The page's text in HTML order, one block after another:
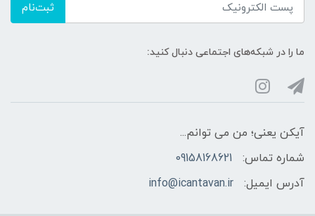
ثبت‌نام
ما را در شبکه‌های اجتماعی دنبال کنید:
آیکن یعنی؛ من می توانم...
شماره تماس:
09158168621
آدرس ایمیل:
info@icantavan.ir